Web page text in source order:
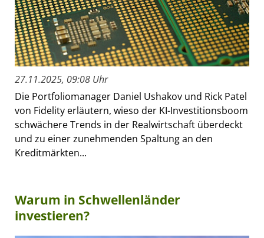
27.11.2025, 09:08 Uhr
Die Portfoliomanager Daniel Ushakov und Rick Patel
von Fidelity erläutern, wieso der KI-Investitionsboom
schwächere Trends in der Realwirtschaft überdeckt
und zu einer zunehmenden Spaltung an den
Kreditmärkten...
Warum in Schwellenländer
investieren?